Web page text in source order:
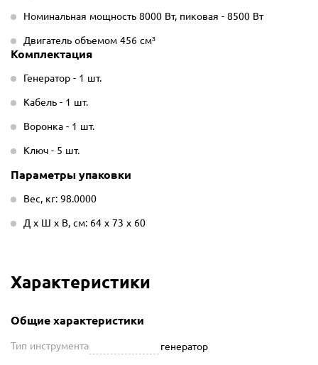
Номинальная мощность 8000 Вт, пиковая - 8500 Вт
Двигатель объемом 456 см³
Комплектация
Генератор - 1 шт.
Кабель - 1 шт.
Воронка - 1 шт.
Ключ - 5 шт.
Параметры упаковки
Вес, кг: 98.0000
Д х Ш х В, см: 64 х 73 х 60
Характеристики
Общие характеристики
Тип инструмента генератор